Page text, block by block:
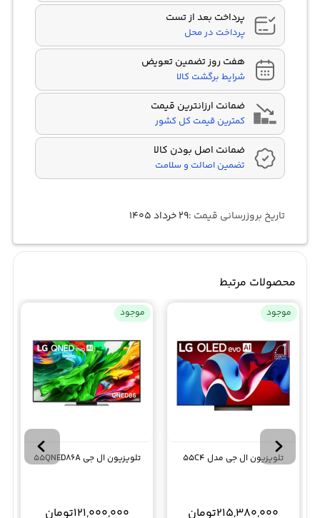
پرداخت بعد از تست
پرداخت در محل
هفت روز تضمین تعویض
شرایط برگشت کالا
ضمانت ارزانترین قیمت
کمترین قیمت کل کشور
ضمانت اصل بودن کالا
تضمین اصالت و سلامت
تاریخ بروزرسانی قیمت :۲۹ خرداد ۱۴۰۵
محصولات مرتبط
موجود
تلویزیون ال جی مدل 55C4
215,380,000تومان
موجود
تلویزیون ال جی 55QNED86A
121,000,000تومان